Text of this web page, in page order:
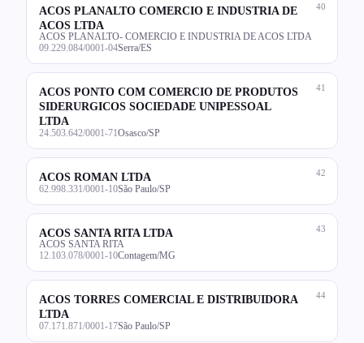
40
ACOS PLANALTO COMERCIO E INDUSTRIA DE
ACOS LTDA
ACOS PLANALTO- COMERCIO E INDUSTRIA DE ACOS LTDA
09.229.084/0001-04Serra/ES
41
ACOS PONTO COM COMERCIO DE PRODUTOS
SIDERURGICOS SOCIEDADE UNIPESSOAL
LTDA
24.503.642/0001-71 Osasco/SP
42
ACOS ROMAN LTDA
62.998.331/0001-10São Paulo/SP
43
ACOS SANTA RITA LTDA
ACOS SANTA RITA
12.103.078/0001-10Contagem/MG
44
ACOS TORRES COMERCIAL E DISTRIBUIDORA
LTDA
07.171.871/0001-17São Paulo/SP